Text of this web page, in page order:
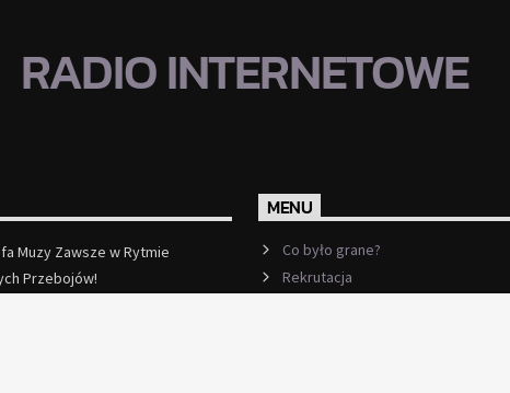
RADIO INTERNETOWE
Muzy Zawsze w Rytmie
Przebojów!
MENU
Co było grane?
Rekrutacja